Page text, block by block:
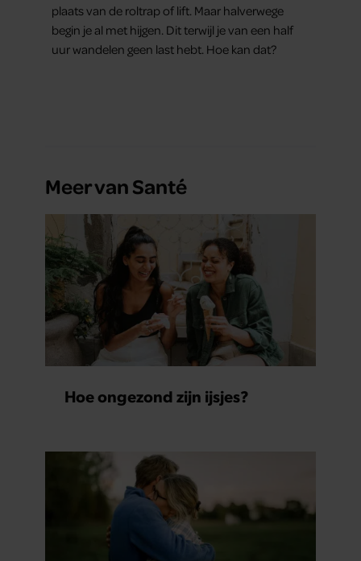
plaats van de roltrap of lift. Maar halverwege
begin je al met hijgen. Dit terwijl je van een half
uur wandelen geen last hebt. Hoe kan dat?
Meer van Santé
Hoe ongezond zijn ijsjes?